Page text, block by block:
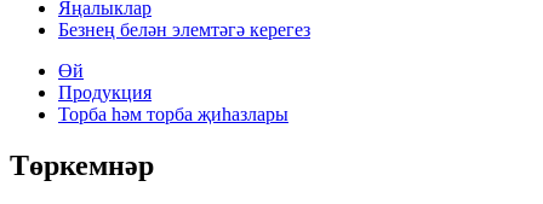
Яңалыклар
Безнең белән элемтәгә керегез
Өй
Продукция
Торба һәм торба җиһазлары
Төркемнәр